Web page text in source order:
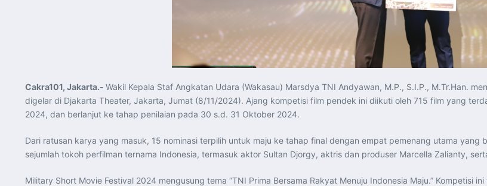
Cakra101, Jakarta.- Wakil Kepala Staf Angkatan Udara (Wakasau) Marsdya TNI Andyawan, M.P., S.I.P., M.Tr.Han.
digelar di Djakarta Theater, Jakarta, Jumat (8/11/2024). Ajang kompetisi film pendek ini diikuti oleh 715 film yang
2024, dan berlanjut ke tahap penilaian pada 30 s.d. 31 Oktober 2024.
Dari ratusan karya yang masuk, 15 nominasi terpilih untuk maju ke tahap final dengan empat pemenang utama
sejumlah tokoh perfilman ternama Indonesia, termasuk aktor Sultan Djorgy, aktris dan produser Marcella Zalianty,
Military Short Movie Festival 2024 mengusung tema “TNI Prima Bersama Rakyat Menuju Indonesia Maju.”